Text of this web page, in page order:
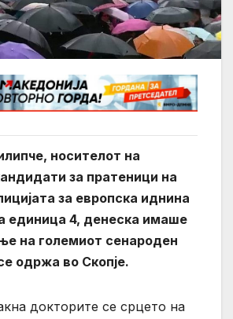
носителот на
за пратеници на
за европска иднина
единица 4, денеска имаше
на големиот сенароден
одржа во Скопје.
докторите се срцето на